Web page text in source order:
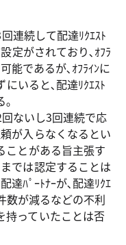
連続して配達ﾘｸｴｽﾄ
定がされており､ｵﾌﾗ
能であるが､ｵﾌﾗｲﾝに
にいると､配達ﾘｸｴｽﾄ
｡
ないし3回連続で応
が入らなくなるとい
ことがある旨主張す
では認定することは
達ﾊﾟｰﾄﾅｰが､配達ﾘｸｴ
数が減るなどの不利
持っていたことは否